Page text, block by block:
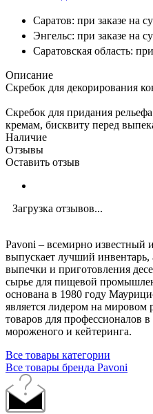
Саратов: при заказе на
Энгельс: при заказе на
Саратовская область:
Описание
Скребок для декорирования
Скребок для придания
кремам, бисквиту перед
Наличие
Отзывы
Оставить отзыв
Загрузка отзывов...
Pavoni – всемирно известный
выпускает лучший инвентарь,
выпечки и приготовления
сырье для пищевой
основана в 1980 году
является лидером на мировом
товаров для профессионалов
мороженого и кейтеринга.
Все товары категории
Все товары бренда Pavoni